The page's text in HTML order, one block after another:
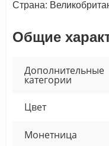
Страна:
Общие
Дополнительные
категории
Цвет
Монетница